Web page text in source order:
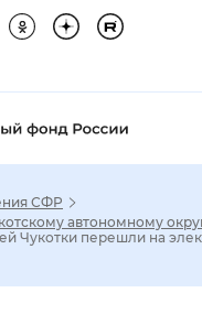
СФР
автономному
Чукотки перешли на